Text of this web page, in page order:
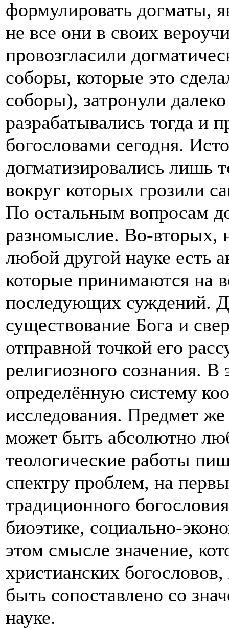
формулировать догматы,
не все они в своих
провозгласили
соборы, которые это
соборы), затронули
разрабатывались тогда и
богословами сегодня.
догматизировались лишь
вокруг которых грозили
По остальным вопросам
разномыслие. Во-вторых,
любой другой науке есть
которые принимаются на
последующих суждений.
существование Бога и
отправной точкой его
религиозного сознания. В
определённую систему
исследования. Предмет же
может быть абсолютно
теологические работы
спектру проблем, на
традиционного
биоэтике, социально-
этом смысле значение,
христианских
быть сопоставлено со
науке.